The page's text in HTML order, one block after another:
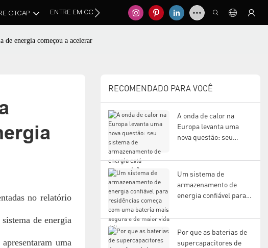
GTCAP ENTRE EM CONTATO CONOSCO
de energia começou a acelerar
no relatório
de energia
uma
RECOMENDADO PARA VOCÊ
A onda de calor na
Europa levanta uma
nova questão: seu
armazenamento de
Um sistema de
armazenamento de
energia confiável para
com uma bateria mais
Por que as baterias de
supercapacitores de